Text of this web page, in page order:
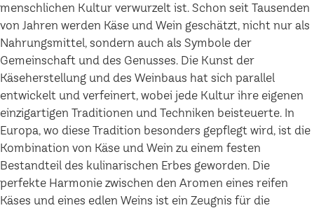
menschlichen Kultur verwurzelt ist. Schon seit Tausenden
von Jahren werden Käse und Wein geschätzt, nicht nur als
Nahrungsmittel, sondern auch als Symbole der
Gemeinschaft und des Genusses. Die Kunst der
Käseherstellung und des Weinbaus hat sich parallel
entwickelt und verfeinert, wobei jede Kultur ihre eigenen
einzigartigen Traditionen und Techniken beisteuerte. In
Europa, wo diese Tradition besonders gepflegt wird, ist die
Kombination von Käse und Wein zu einem festen
Bestandteil des kulinarischen Erbes geworden. Die
perfekte Harmonie zwischen den Aromen eines reifen
Käses und eines edlen Weins ist ein Zeugnis für die